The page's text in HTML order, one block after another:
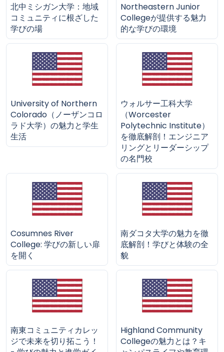
北中ミシガン大学：地域
コミュニティに根ざした
学びの場
Northeastern Junior
Collegeが提供する魅力
的な学びの環境
University of Northern
Colorado（ノーザンコロ
ラド大学）の魅力と学生
生活
ウォルサー工科大学
（Worcester
Polytechnic Institute）
を徹底解剖！エンジニア
リングとリーダーシップ
の名門校
Cosumnes River
College: 学びの新しい扉
を開く
南ダコタ大学の魅力を徹
底解剖！学びと体験の全
貌
南東コミュニティカレッ
ジで未来を切り拓こう！
Highland Community
Collegeの魅力とは？キ